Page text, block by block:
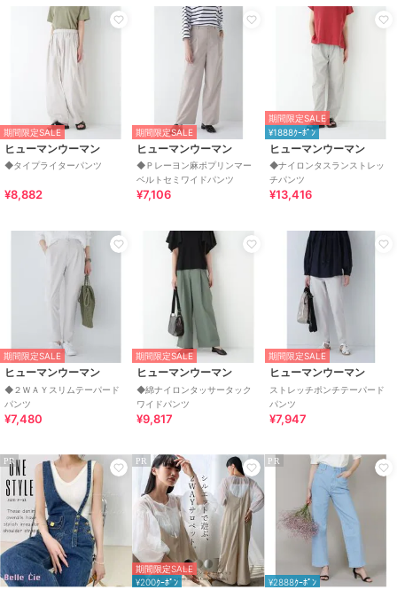
期間限定SALE
ヒューマンウーマン
◆タイプライターパンツ
¥8,882
期間限定SALE
ヒューマンウーマン
◆Ｐレーヨン麻ポプリンマー
ベルトセミワイドパンツ
¥7,106
期間限定SALE
¥1888ｸｰﾎﾟﾝ
ヒューマンウーマン
◆ナイロンタスランストレッ
チパンツ
¥13,416
期間限定SALE
ヒューマンウーマン
◆２ＷＡＹスリムテーパード
パンツ
¥7,480
期間限定SALE
ヒューマンウーマン
◆綿ナイロンタッサータック
ワイドパンツ
¥9,817
期間限定SALE
ヒューマンウーマン
ストレッチポンチテーパード
パンツ
¥7,947
PR PR
期間限定SALE
¥200ｸｰﾎﾟﾝ
PR
¥2888ｸｰﾎﾟﾝ